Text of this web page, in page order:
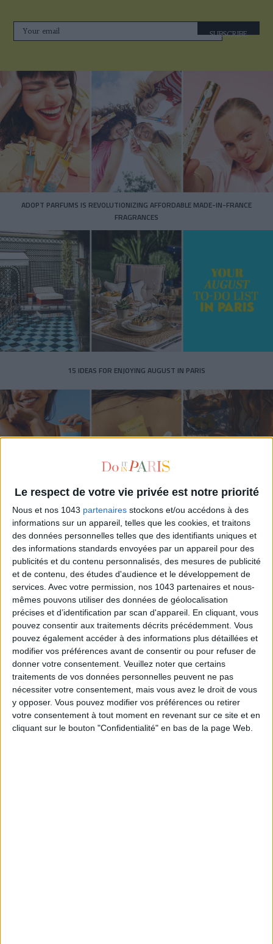
Le respect de votre vie privée est notre priorité
Nous et nos 1043 partenaires stockons et/ou accédons à des
informations sur un appareil, telles que les cookies, et traitons
des données personnelles telles que des identifiants uniques et
des informations standards envoyées par un appareil pour des
publicités et du contenu personnalisés, des mesures de publicité
et de contenu, des études d'audience et le développement de
services. Avec votre permission, nos 1043 partenaires et nous-
mêmes pouvons utiliser des données de géolocalisation
précises et d’identification par scan d'appareil. En cliquant, vous
pouvez consentir aux traitements décrits précédemment. Vous
pouvez également accéder à des informations plus détaillées et
modifier vos préférences avant de consentir ou pour refuser de
donner votre consentement. Veuillez noter que certains
traitements de vos données personnelles peuvent ne pas
nécessiter votre consentement, mais vous avez le droit de vous
y opposer. Vous pouvez modifier vos préférences ou retirer
votre consentement à tout moment en revenant sur ce site et en
cliquant sur le bouton "Confidentialité" en bas de la page Web.
SUBSCRIBE
ADOPT PARFUMS IS REVOLUTIONIZING AFFORDABLE MADE-IN-FRANCE
FRAGRANCES
15 IDEAS FOR ENJOYING AUGUST IN PARIS
SPF 50 SUNSCREENS YOU'LL ACTUALLY WANT TO SLATHER ON
THE BEST HOTELS FOR A SPA AND GASTRONOMY WEEKEND